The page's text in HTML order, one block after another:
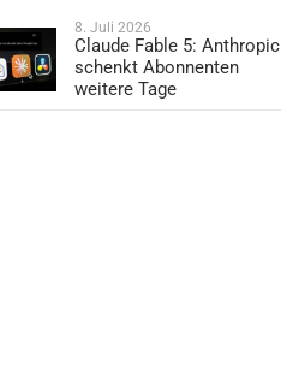
8. Juli 2026
Claude Fable 5: Anthropic
schenkt Abonnenten
weitere Tage